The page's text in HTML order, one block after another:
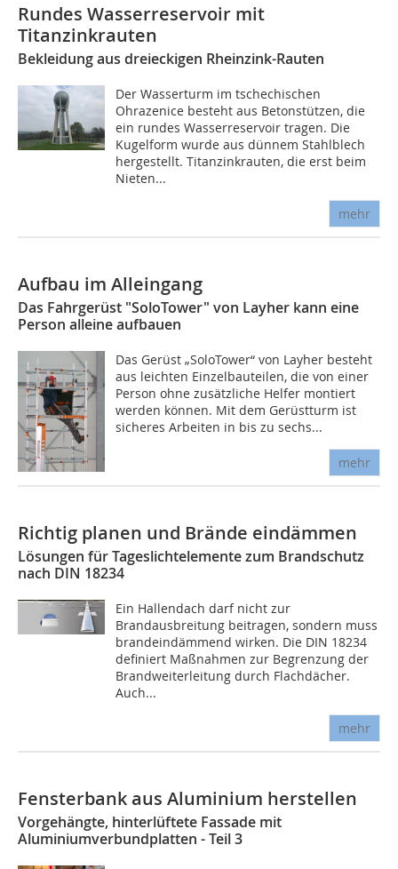
Rundes Wasserreservoir mit
Titanzinkrauten
Bekleidung aus dreieckigen Rheinzink-Rauten
Der Wasserturm im tschechischen
Ohrazenice besteht aus Betonstützen, die
ein rundes Wasserreservoir tragen. Die
Kugelform wurde aus dünnem Stahlblech
hergestellt. Titanzinkrauten, die erst beim
Nieten...
mehr
Aufbau im Alleingang
Das Fahrgerüst "SoloTower" von Layher kann eine
Person alleine aufbauen
Das Gerüst „SoloTower“ von Layher besteht
aus leichten Einzelbauteilen, die von einer
Person ohne zusätzliche Helfer montiert
werden können. Mit dem Gerüstturm ist
sicheres Arbeiten in bis zu sechs...
mehr
Richtig planen und Brände eindämmen
Lösungen für Tageslichtelemente zum Brandschutz
nach DIN 18234
Ein Hallendach darf nicht zur
Brandausbreitung beitragen, sondern muss
brandeindämmend wirken. Die DIN 18234
definiert Maßnahmen zur Begrenzung der
Brandweiterleitung durch Flachdächer.
Auch...
mehr
Fensterbank aus Aluminium herstellen
Vorgehängte, hinterlüftete Fassade mit
Aluminiumverbundplatten - Teil 3